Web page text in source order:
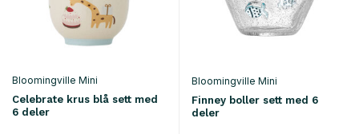
Bloomingville Mini
Celebrate krus blå sett med
6 deler
Bloomingville Mini
Finney boller sett med 6
deler